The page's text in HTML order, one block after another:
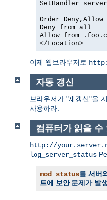
SetHandler
Order Deny,Allow
Deny from all
Allow from
</Location>
이제 웹브라우저로
자동 갱신
브라우저가 "재갱신"을
사용하라.
컴퓨터가 읽을 수
http://
log_server_status
mod_status를 서버
트에 보안 문제가 발